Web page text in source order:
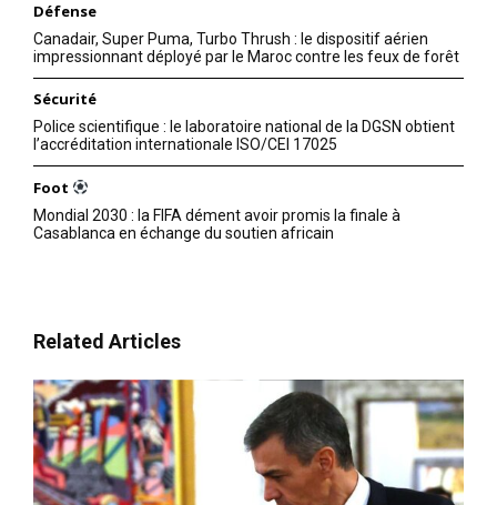
Défense
Canadair, Super Puma, Turbo Thrush : le dispositif aérien
impressionnant déployé par le Maroc contre les feux de forêt
Sécurité
Police scientifique : le laboratoire national de la DGSN obtient
l’accréditation internationale ISO/CEI 17025
Foot
Mondial 2030 : la FIFA dément avoir promis la finale à
Casablanca en échange du soutien africain
Related Articles